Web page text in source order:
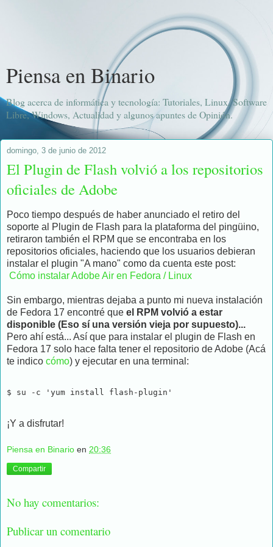
Piensa en Binario
Blog acerca de informática y tecnología: Tutoriales, Linux, Software
Libre, Windows, Actualidad y algunos apuntes de Opinión.
domingo, 3 de junio de 2012
El Plugin de Flash volvió a los repositorios
oficiales de Adobe
Poco tiempo después de haber anunciado el retiro del
soporte al Plugin de Flash para la plataforma del pingüino,
retiraron también el RPM que se encontraba en los
repositorios oficiales, haciendo que los usuarios debieran
instalar el plugin "A mano" como da cuenta este post:
Cómo instalar Adobe Air en Fedora / Linux
Sin embargo, mientras dejaba a punto mi nueva instalación
de Fedora 17 encontré que el RPM volvió a estar
disponible (Eso sí una versión vieja por supuesto)...
Pero ahí está... Así que para instalar el plugin de Flash en
Fedora 17 solo hace falta tener el repositorio de Adobe (Acá
te indico cómo) y ejecutar en una terminal:
$ su -c 'yum install flash-plugin'
¡Y a disfrutar!
Piensa en Binario en 20:36
Compartir
No hay comentarios:
Publicar un comentario